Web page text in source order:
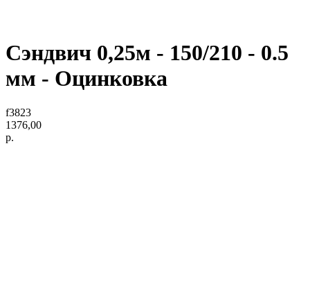
Сэндвич 0,25м - 150/210 - 0.5
мм - Оцинковка
f3823
1376,00
р.